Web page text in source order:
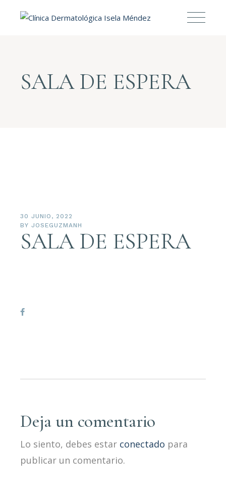
SALA DE ESPERA
30 JUNIO, 2022
BY JOSEGUZMANH
SALA DE ESPERA
Deja un comentario
Lo siento, debes estar conectado para
publicar un comentario.